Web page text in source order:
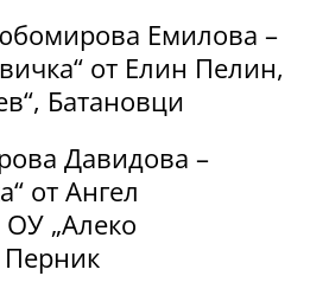
Емилова –
от Елин Пелин,
Батановци
Давидова –
от Ангел
„Алеко
Перник